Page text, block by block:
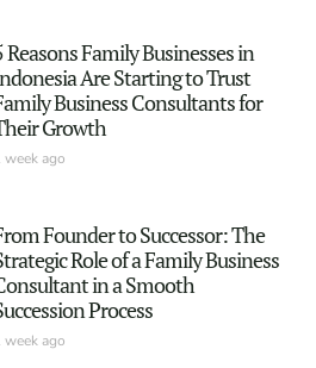
Reasons Family Businesses in
Are Starting to Trust
Business Consultants for
Growth
week ago
Founder to Successor: The
Role of a Family Business
in a Smooth
Process
week ago